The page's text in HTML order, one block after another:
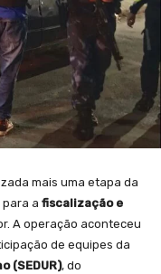
mais uma etapa da
a fiscalização e
A operação aconteceu
de equipes da
(SEDUR), do